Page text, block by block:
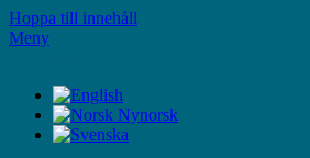
Hoppa till innehåll
Meny